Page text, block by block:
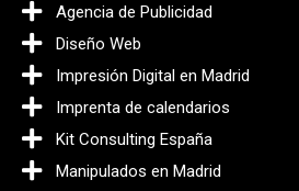
Agencia de Publicidad
Diseño Web
Impresión Digital en Madrid
Imprenta de calendarios
Kit Consulting España
Manipulados en Madrid